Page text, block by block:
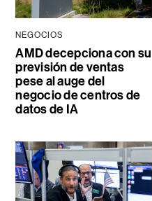
NEGOCIOS
AMD decepciona con su
previsión de ventas
pese al auge del
negocio de centros de
datos de IA